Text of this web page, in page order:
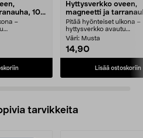
100
–
Hyttysverkko oveen,
magneetti ja
x 220 cm
Pitää hyönteiset ulkona –
hyttysverkko avautu...
Väri: Musta
14,90
Lisää ostoskoriin
tarvikkeita